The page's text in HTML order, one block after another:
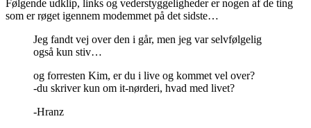
følgende
input…
Følgende udklip, links og vederstyggeligheder er nogen af de ting
som er røget igennem modemmet på det sidste…
Jeg fandt vej over den i går, men jeg var selvfølgelig
også kun stiv…
og forresten Kim, er du i live og kommet vel over?
-du skriver kun om it-nørderi, hvad med livet?
-Hranz